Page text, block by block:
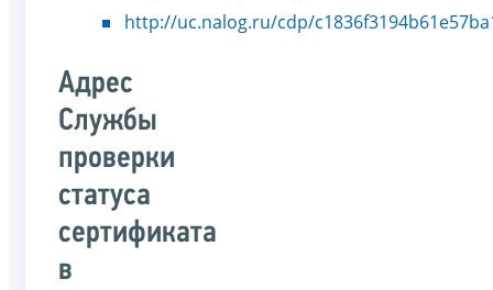
http://uc.nalog.ru/cdp/
Адрес
Службы
проверки
статуса
сертификата
в